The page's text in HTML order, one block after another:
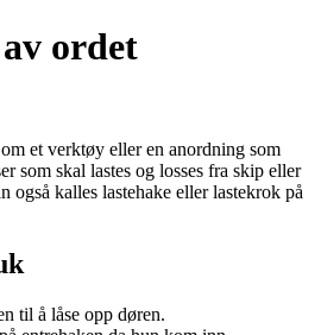
ordet
et verktøy eller en anordning som
som skal lastes og losses fra skip eller
også kalles lastehake eller lastekrok på
til å låse opp døren.